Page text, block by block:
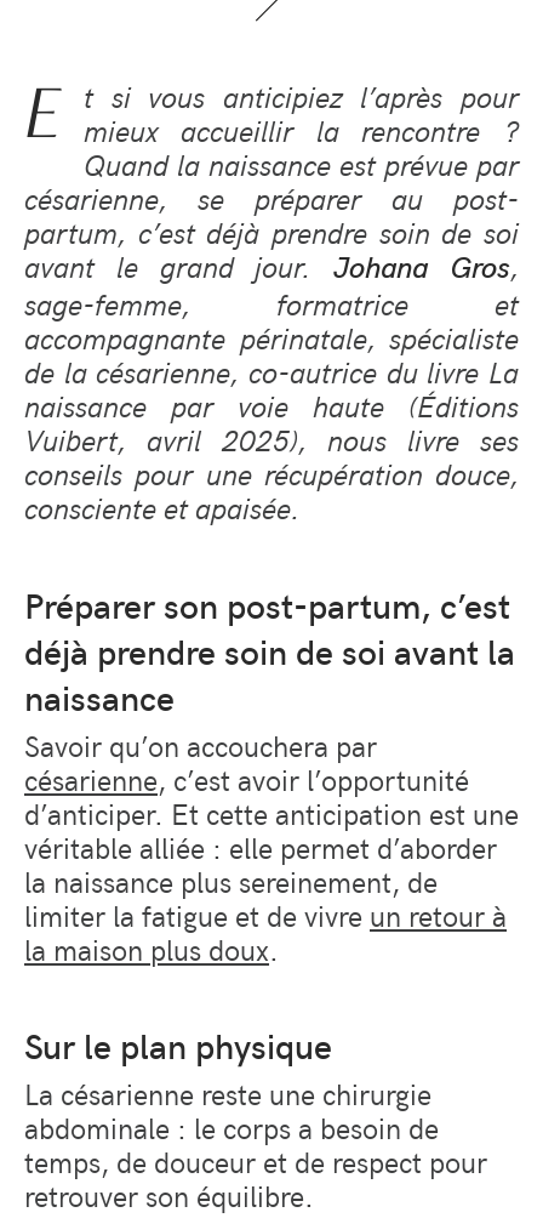
E t si vous anticipiez l’après pour
mieux accueillir la rencontre ?
Quand la naissance est prévue par
césarienne, se préparer au post-
partum, c’est déjà prendre soin de soi
avant le grand jour.Johana Gros,
sage-femme, formatrice et
accompagnante périnatale, spécialiste
de la césarienne, co-autrice du livre La
naissance par voie haute (Éditions
Vuibert, avril 2025), nous livre ses
conseils pour une récupération douce,
consciente et apaisée.
Préparer son post-partum, c’est
déjà prendre soin de soi avant la
naissance
Savoir qu’on accouchera par
césarienne, c’est avoir l’opportunité
d’anticiper. Et cette anticipation est une
véritable alliée : elle permet d’aborder
la naissance plus sereinement, de
limiter la fatigue et de vivre un retour à
la maison plus doux.
Sur le plan physique
La césarienne reste une chirurgie
abdominale : le corps a besoin de
temps, de douceur et de respect pour
retrouver son équilibre.